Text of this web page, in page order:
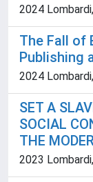
2024
The Fall of
Publishing
2024
SET A
SOCIAL
THE
2023